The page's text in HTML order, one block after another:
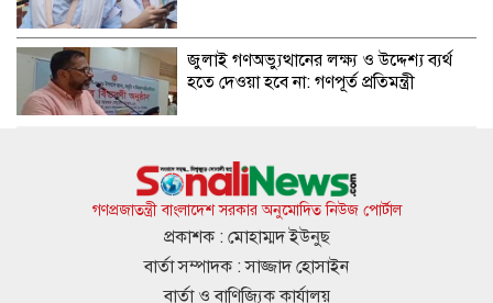
জুলাই গণঅভ্যুত্থানের লক্ষ্য ও উদ্দেশ্য ব্যর্থ
হতে দেওয়া হবে না: গণপূর্ত প্রতিমন্ত্রী
বিমানবন্দরে ভিআইপি-সিআইপিদেরও তল্লাশির
সিদ্ধান্ত
রুশ পারমাণবিক আইসব্রেকারে উত্তর মেরু
গণপ্রজাতন্ত্রী বাংলাদেশ সরকার অনুমোদিত নিউজ পোর্টাল
প্রকাশক : মোহাম্মদ ইউনুছ
বার্তা সম্পাদক : সাজ্জাদ হোসাইন
বার্তা ও বাণিজ্যিক কার্যালয়